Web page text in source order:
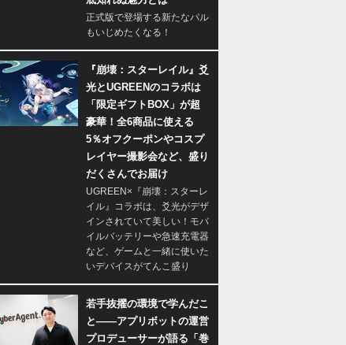
正式版で登場する新たなパル
もいじめたくなる！
『崩壊：スターレイル』爻
光とUGREENのコラボは
「限定ギフトBOX」が超
豪華！全6商品に使える
5％オフクーポンやコスプ
レイヤー撮影会など、盛り
だくさんでお届け
UGREEN×『崩壊：スターレ
イル』コラボは、爻光がデザ
インされていて美しい！モバ
イルバッテリーや急速充電器
など、ゲームと一緒に使いた
いデバイスがてんこ盛り
若手抜擢の環境で学んだこ
と――アプリボットの運営
プロデューサーが語る「巻